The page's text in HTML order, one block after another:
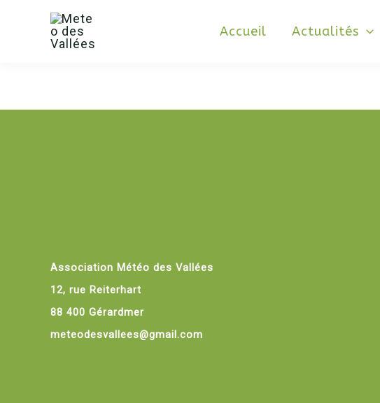
Accueil Actualités
Association Météo des Vallées
12, rue Reiterhart
88 400 Gérardmer
meteodesvallees@gmail.com